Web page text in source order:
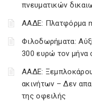
πνευματικών
ΑΑΔΕ: Πλατφόρμα
Φιλοδωρήματα:
300 ευρώ τον μήνα
ΑΑΔΕ:
ακινήτων – Δεν
της οφειλής